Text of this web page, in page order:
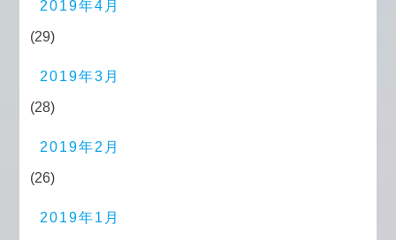
2019年4月
(29)
2019年3月
(28)
2019年2月
(26)
2019年1月